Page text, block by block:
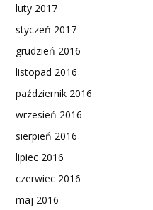
luty 2017
styczeń 2017
grudzień 2016
listopad 2016
październik 2016
wrzesień 2016
sierpień 2016
lipiec 2016
czerwiec 2016
maj 2016